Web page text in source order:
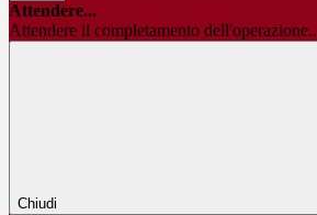
Attendere...
Attendere il completamento
Chiudi